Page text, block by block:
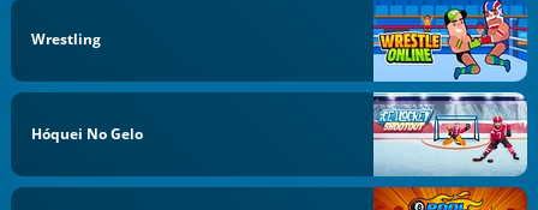
Wrestling
Hóquei No Gelo